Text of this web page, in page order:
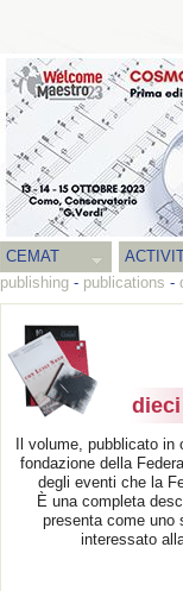
CEMAT
publishing - publications -
Il volume, pubblicato
fondazione della
degli eventi che la
È una completa
presenta come uno
interessato